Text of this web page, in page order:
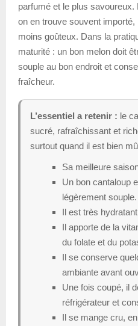
parfumé et le plus
on en trouve souvent
moins goûteux. Dans la
maturité : un bon melon doit
souple au bon endroit et
fraîcheur.
L’essentiel a retenir : le
sucré, rafraîchissant et
surtout quand il est bien
Sa meilleure
Un bon cantaloup
légèrement souple.
Il est très
Il apporte de la
du folate et du
Il se conserve
ambiante avant
Une fois coupé, il
réfrigérateur et
Il se mange cru,